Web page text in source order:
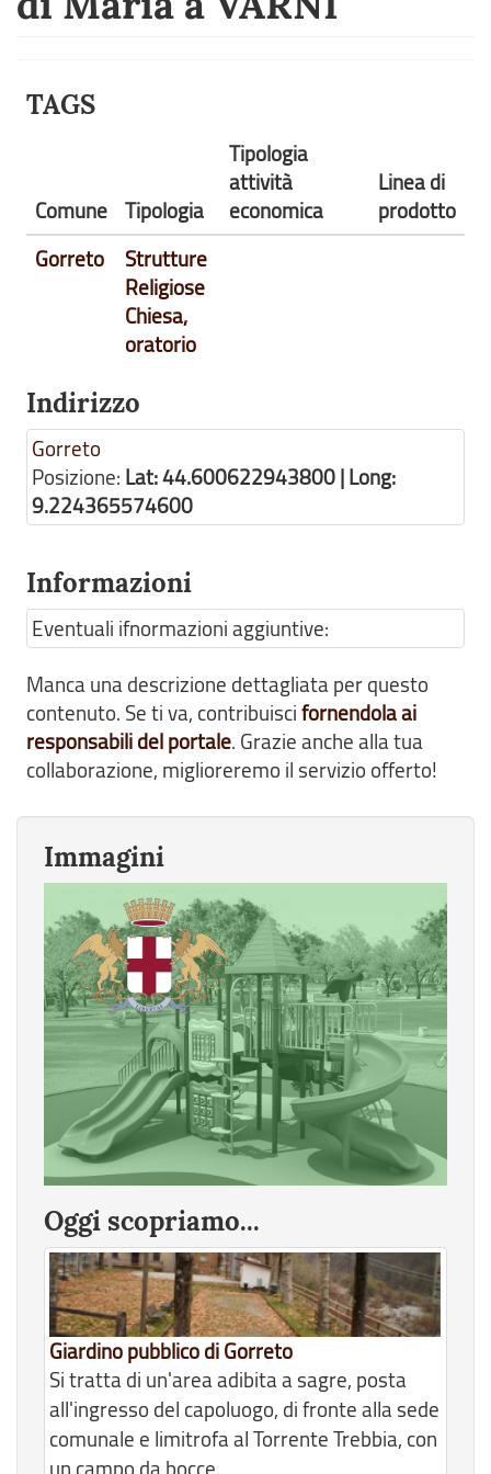
TAGS
Comune Tipologia
Tipologia
attività
economica
Linea di
prodotto
Gorreto
Strutture
Religiose
Chiesa,
oratorio
Indirizzo
Gorreto
Posizione: Lat: 44.600622943800 | Long:
9.224365574600
Informazioni
Eventuali ifnormazioni aggiuntive:
Manca una descrizione dettagliata per questo
contenuto. Se ti va, contribuiscifornendola ai
responsabili del portale. Grazie anche alla tua
collaborazione, miglioreremo il servizio offerto!
Immagini
Oggi scopriamo...
Giardino pubblico di Gorreto
Si tratta di un'area adibita a sagre, posta
all'ingresso del capoluogo, di fronte alla sede
comunale e limitrofa al Torrente Trebbia, con